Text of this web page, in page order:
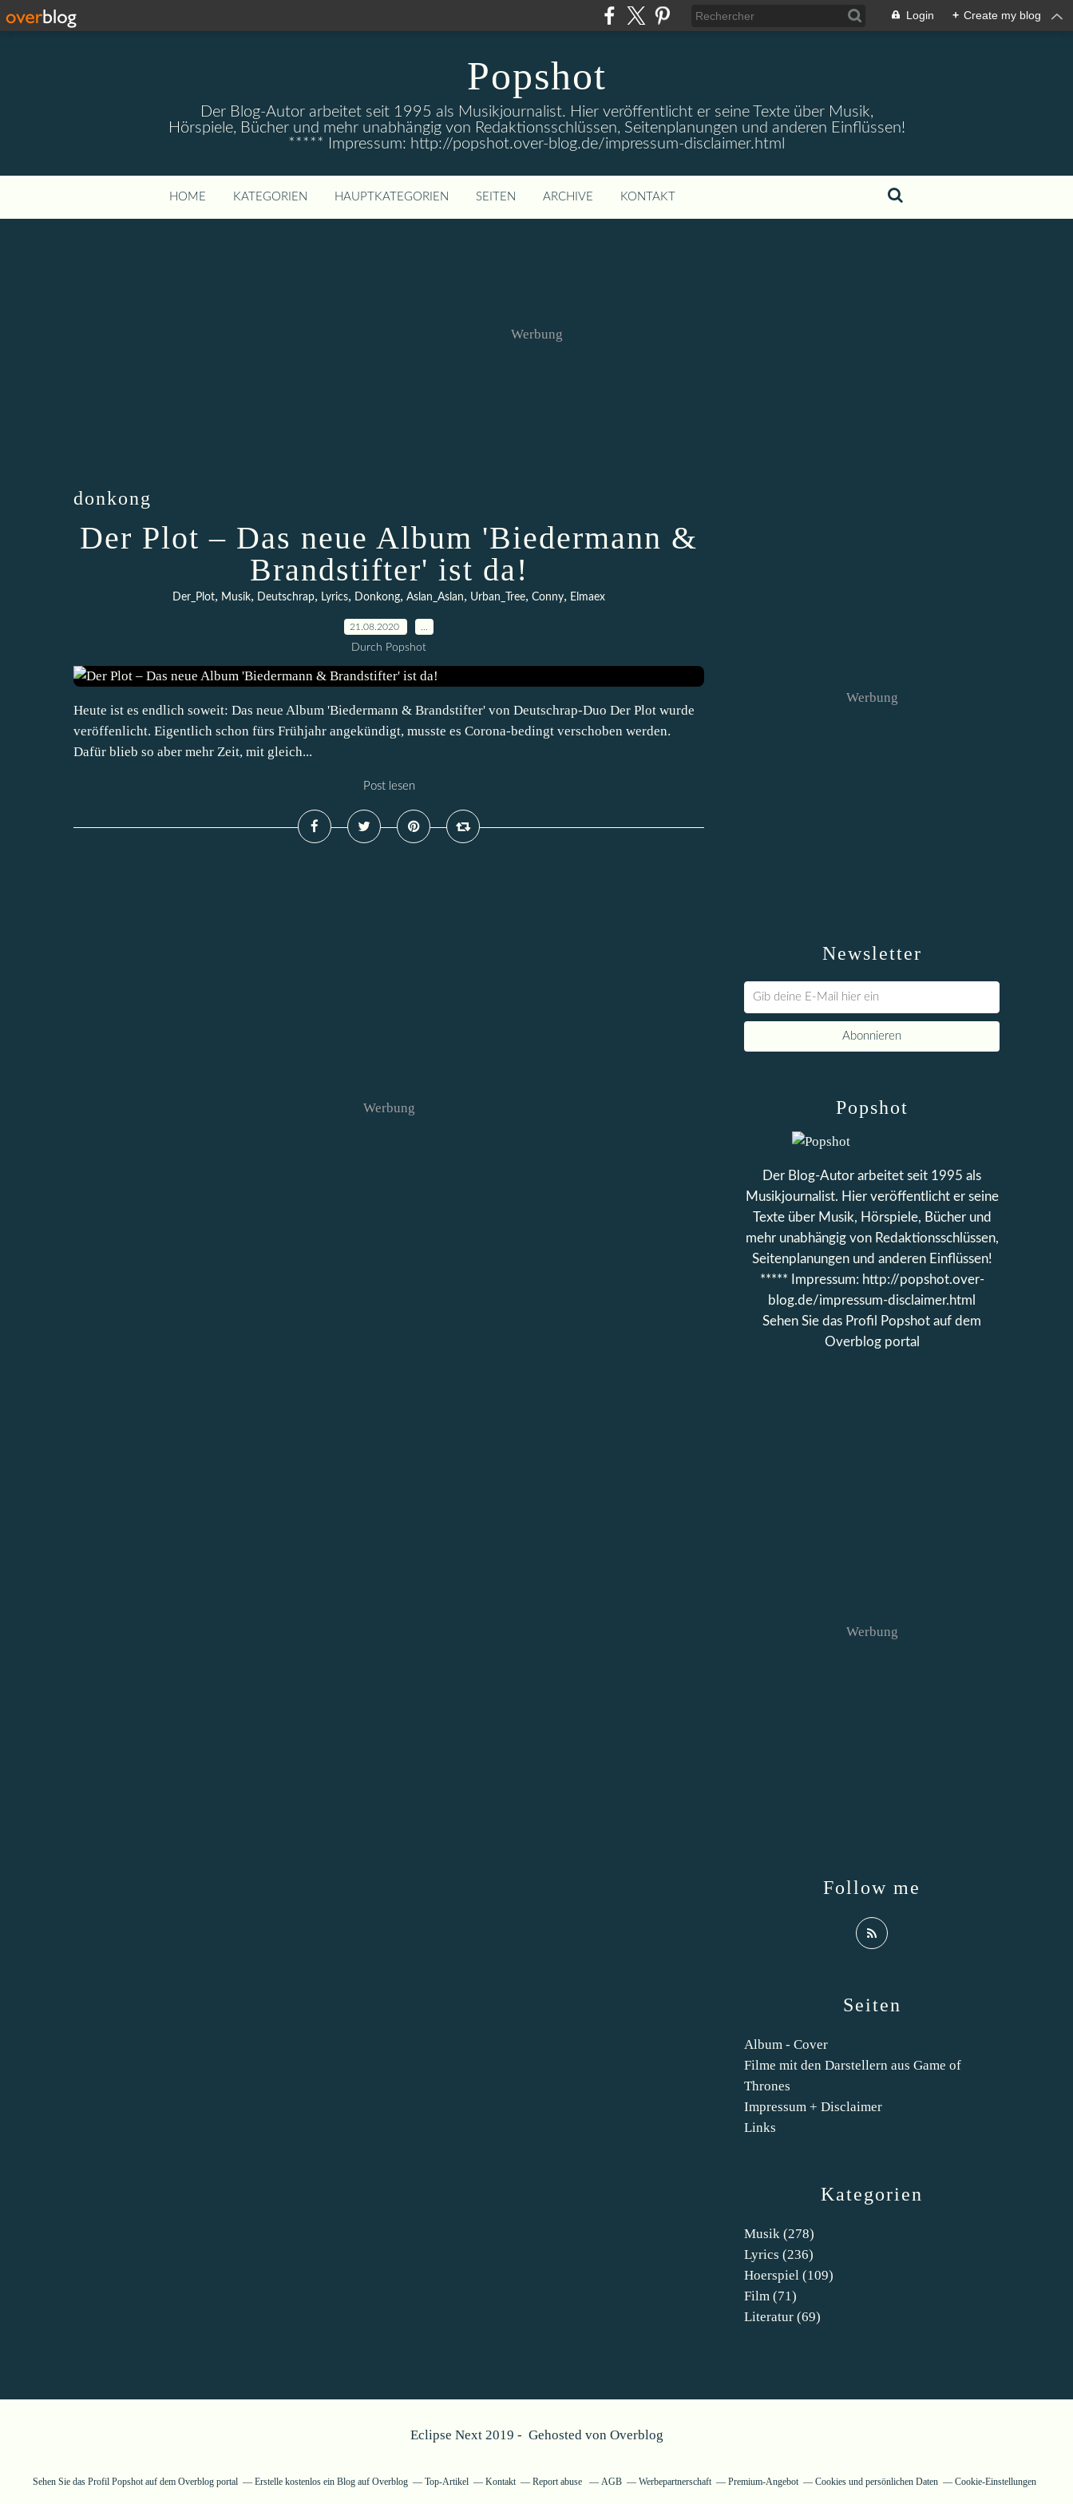
Login + Create my blog
Popshot
Der Blog-Autor arbeitet seit 1995 als Musikjournalist. Hier veröffentlicht er seine Texte über Musik,
Hörspiele, Bücher und mehr unabhängig von Redaktionsschlüssen, Seitenplanungen und anderen Einflüssen!
***** Impressum: http://popshot.over-blog.de/impressum-disclaimer.html
HOME KATEGORIEN HAUPTKATEGORIEN SEITEN ARCHIVE KONTAKT
Werbung
donkong
Der Plot – Das neue Album 'Biedermann &
Brandstifter' ist da!
Der_Plot, Musik, Deutschrap, Lyrics, Donkong, Aslan_Aslan, Urban_Tree, Conny, Elmaex
21.08.2020
Durch Popshot
Heute ist es endlich soweit: Das neue Album 'Biedermann & Brandstifter' von Deutschrap-Duo Der Plot wurde
veröffenlicht. Eigentlich schon fürs Frühjahr angekündigt, musste es Corona-bedingt verschoben werden.
Dafür blieb so aber mehr Zeit, mit gleich...
Post lesen
Werbung
Newsletter
Werbung
Kategorien
Musik (278)
Lyrics (236)
Hoerspiel (109)
Film (71)
Literatur (69)
Seiten
Album - Cover
Filme mit den Darstellern aus Game of
Thrones
Impressum + Disclaimer
Links
Popshot
Der Blog-Autor arbeitet seit 1995 als
Musikjournalist. Hier veröffentlicht er seine
Texte über Musik, Hörspiele, Bücher und
mehr unabhängig von Redaktionsschlüssen,
Seitenplanungen und anderen Einflüssen!
***** Impressum: http://popshot.over-
blog.de/impressum-disclaimer.html
Sehen Sie das Profil
Popshot auf dem
Overblog portal
Follow me
Werbung
Eclipse Next 2019 - Gehosted von Overblog
Sehen Sie das Profil Popshotauf dem Overblog portal Erstelle kostenlos ein Blog auf Overblog Top-Artikel Kontakt Report abuse AGB Werbepartnerschaft Premium-Angebot Cookies und persönlichen Daten Cookie-Einstellungen